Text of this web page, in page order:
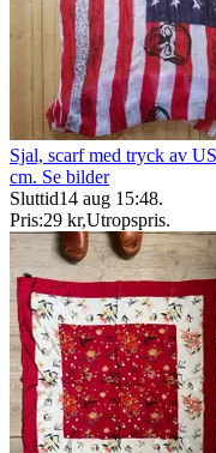
Sjal, scarf med tryck av
cm. Se bilder
Sluttid14 aug 15:48.
Pris:29 kr,Utropspris.